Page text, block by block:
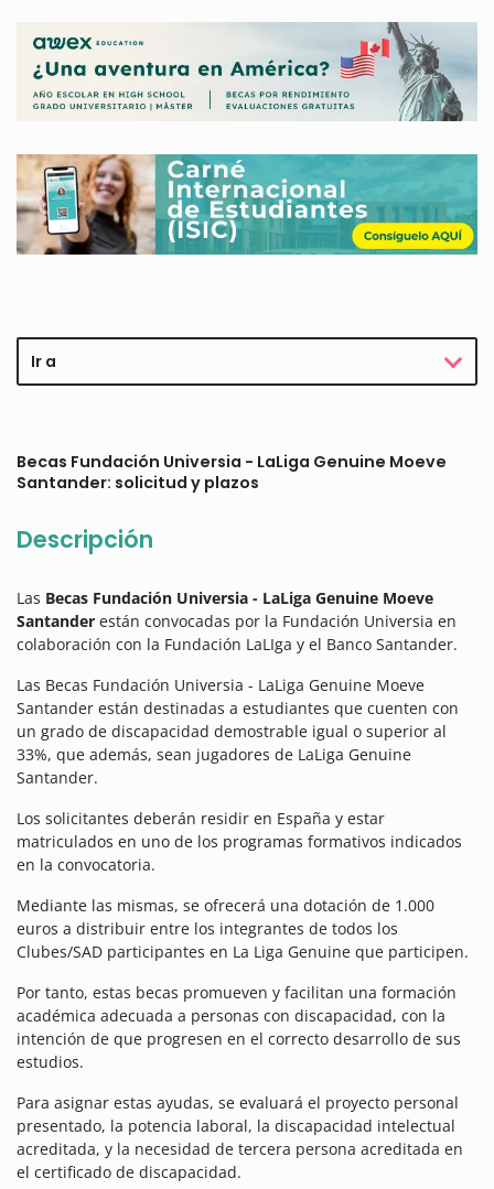
Ir a
Becas Fundación Universia - LaLiga Genuine Moeve
Santander: solicitud y plazos
Descripción
Las Becas Fundación Universia - LaLiga Genuine Moeve
Santander están convocadas por la Fundación Universia en
colaboración con la Fundación LaLIga y el Banco Santander.
Las Becas Fundación Universia - LaLiga Genuine Moeve
Santander están destinadas a estudiantes que cuenten con
un grado de discapacidad demostrable igual o superior al
33%, que además, sean jugadores de LaLiga Genuine
Santander.
Los solicitantes deberán residir en España y estar
matriculados en uno de los programas formativos indicados
en la convocatoria.
Mediante las mismas, se ofrecerá una dotación de 1.000
euros a distribuir entre los integrantes de todos los
Clubes/SAD participantes en La Liga Genuine que participen.
Por tanto, estas becas promueven y facilitan una formación
académica adecuada a personas con discapacidad, con la
intención de que progresen en el correcto desarrollo de sus
estudios.
Para asignar estas ayudas, se evaluará el proyecto personal
presentado, la potencia laboral, la discapacidad intelectual
acreditada, y la necesidad de tercera persona acreditada en
el certificado de discapacidad.